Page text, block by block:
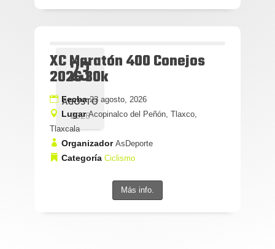
23
AGOSTO
2026
XC Maratón 400 Conejos
2026 30k
Fecha23 agosto, 2026
LugarAcopinalco del Peñón, Tlaxco,
Tlaxcala
Organizador AsDeporte
Categoría Ciclismo
Más info.